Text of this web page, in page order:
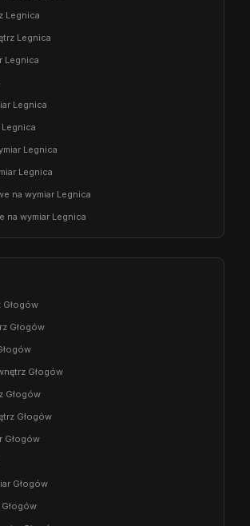
Legnica
Legnica
Legnica
Legnica
Legnica
Legnica
Legnica
na wymiar Legnica
na wymiar Legnica
Głogów
Głogów
Głogów
Głogów
Głogów
Głogów